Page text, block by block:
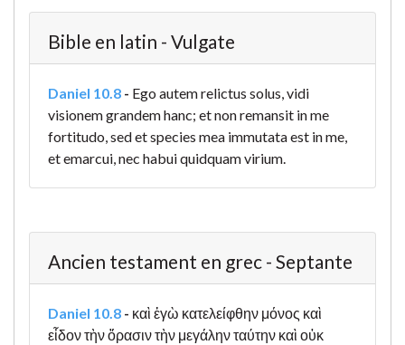
Bible en latin - Vulgate
Daniel 10.8 - Ego autem relictus solus, vidi
visionem grandem hanc; et non remansit in me
fortitudo, sed et species mea immutata est in me,
et emarcui, nec habui quidquam virium.
Ancien testament en grec - Septante
Daniel 10.8 - καὶ ἐγὼ κατελείφθην μόνος καὶ
εἶδον τὴν ὅρασιν τὴν μεγάλην ταύτην καὶ οὐκ